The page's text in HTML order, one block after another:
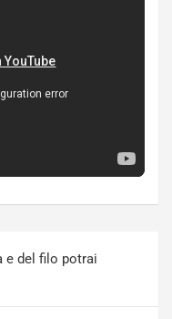
e del filo potrai